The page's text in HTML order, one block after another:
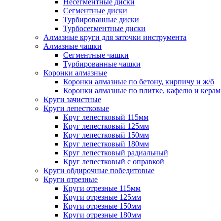
Несегментные диски
Сегментные диски
Турбированные диски
Турбосегментные диски
Алмазные круги для заточки инструмента
Алмазные чашки
Сегментные чашки
Турбированные чашки
Коронки алмазные
Коронки алмазные по бетону, кирпичу и ж/б
Коронки алмазные по плитке, кафелю и
Круги зачистные
Круги лепестковые
Круг лепестковый 115мм
Круг лепестковый 125мм
Круг лепестковый 150мм
Круг лепестковый 180мм
Круг лепестковый радиальный
Круг лепестковый с оправкой
Круги обдирочные победитовые
Круги отрезные
Круги отрезные 115мм
Круги отрезные 125мм
Круги отрезные 150мм
Круги отрезные 180мм